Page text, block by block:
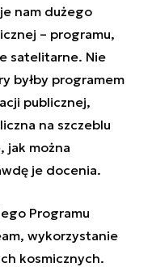
nam dużego
– programu,
satelitarne. Nie
byłby programem
publicznej,
na szczeblu
jak można
je docenia.
Programu
wykorzystanie
kosmicznych.